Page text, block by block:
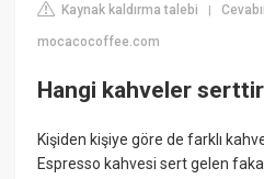
Kaynak kaldırma talebi |
mocacocoffee.com
Hangi kahveler
Kişiden kişiye göre de farklı
Espresso kahvesi sert gelen